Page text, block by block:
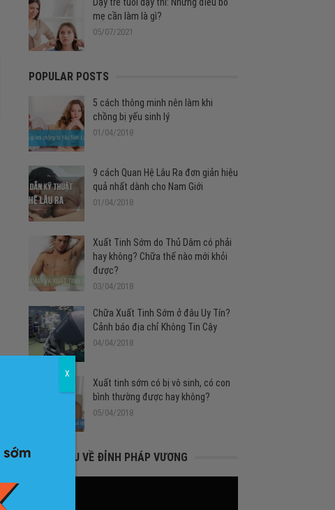
mẹ cần làm là gì?
05/07/2021
POPULAR POSTS
5 cách thông minh nên làm khi
chồng bị yếu sinh lý
01/04/2018
9 cách Quan Hệ Lâu Ra đơn giản hiệu
quả nhất dành cho Nam Giới
01/04/2018
Xuất Tinh Sớm do Thủ Dâm có phải
hay không? Chữa thế nào mới khỏi
được?
03/04/2018
Chữa Xuất Tinh Sớm ở đâu Uy Tín?
Cảnh báo địa chỉ Không Tin Cậy
04/04/2018
Xuất tinh sớm có bị vô sinh, có con
bình thường được hay không?
05/04/2018
GIỚI THIỆU VỀ ĐỈNH PHÁP VƯƠNG
X